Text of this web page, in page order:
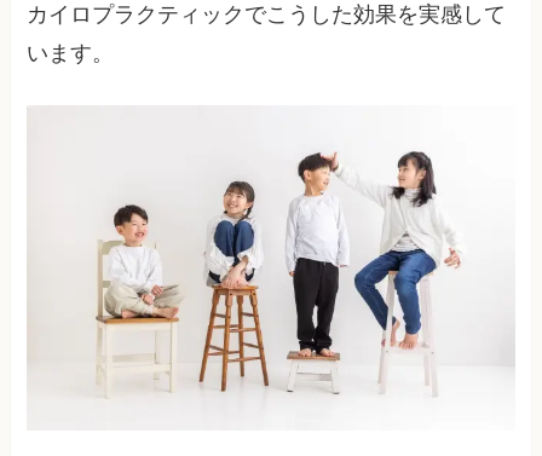
カイロプラクティックでこうした効果を実感して
います。